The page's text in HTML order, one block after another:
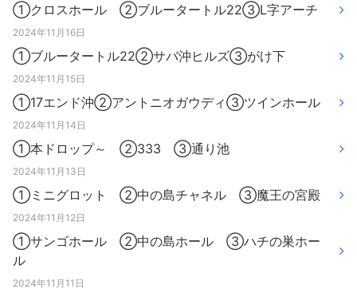
①クロスホール ②ブルータートル22③L字アーチ
2024年11月16日
①ブルータートル22②サバ沖ヒルズ③がけ下
2024年11月15日
①17エンド沖②アントニオガウディ③ツインホール
2024年11月14日
①本ドロップ～ ②333 ③通り池
2024年11月13日
①ミニグロット ②中の島チャネル ③魔王の宮殿
2024年11月12日
①サンゴホール ②中の島ホール ③ハチの巣ホー
ル
2024年11月11日